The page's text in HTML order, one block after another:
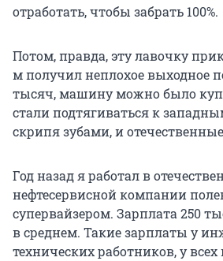
отработать, чтобы забрать 100%.
Потом, правда, эту лавочку
м получил неплохое выходное
тысяч, машину можно было
стали подтягиваться к
скрипя зубами, и
Год назад я работал в
нефтесервисной компании
супервайзером. Зарплата 250
в среднем. Такие зарплаты у
технических работников, у